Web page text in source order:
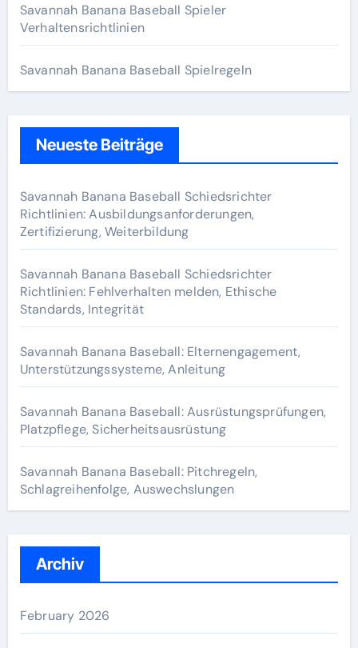
:Savannah Banana Baseball Spieler
Verhaltensrichtlinien
Savannah Banana Baseball Spielregeln
Neueste Beiträge
Savannah Banana Baseball Schiedsrichter
Richtlinien: Ausbildungsanforderungen,
Zertifizierung, Weiterbildung
Savannah Banana Baseball Schiedsrichter
Richtlinien: Fehlverhalten melden, Ethische
Standards, Integrität
Savannah Banana Baseball: Elternengagement,
Unterstützungssysteme, Anleitung
Savannah Banana Baseball: Ausrüstungsprüfungen,
Platzpflege, Sicherheitsausrüstung
Savannah Banana Baseball: Pitchregeln,
Schlagreihenfolge, Auswechslungen
Archiv
February 2026